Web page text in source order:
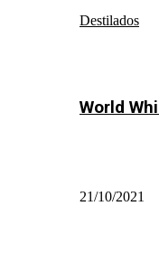
Destilados
World
21/10/2021